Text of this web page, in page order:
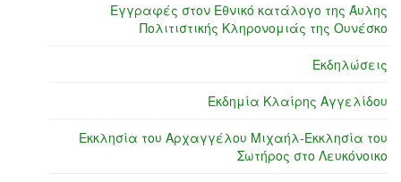
Εγγραφές στον Εθνικό κατάλογο της Άυλης
Πολιτιστικής Κληρονομιάς της Ουνέσκο
Εκδηλώσεις
Εκδημία Κλαίρης Αγγελίδου
Εκκλησία του Αρχαγγέλου Μιχαήλ-Εκκλησία του
Σωτήρος στο Λευκόνοικο